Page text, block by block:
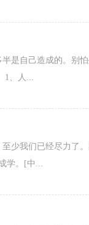
是自己造成的。别
1、人...
少我们已经尽力了
学。[中...